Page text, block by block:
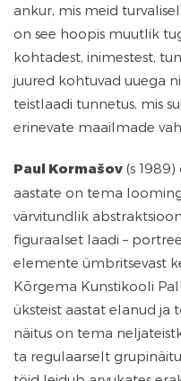
ankur, mis meid
on see hoopis muutlik
kohtadest, inimestest,
juured kohtuvad uuega
teistlaadi tunnetus, mis
erinevate maailmade
Paul Kormašov (s
aastate on tema
värvitundlik
figuraalset laadi –
elemente ümbritsevast
Kõrgema Kunstikooli
üksteist aastat elanud ja
näitus on tema
ta regulaarselt